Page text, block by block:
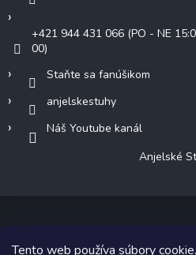
Tento web používa súbory
+421 944 431 066 (PO - NE
00)
Staňte sa fanúšikom
anjelskestuhy
Náš Youtube kanál
Anjelské